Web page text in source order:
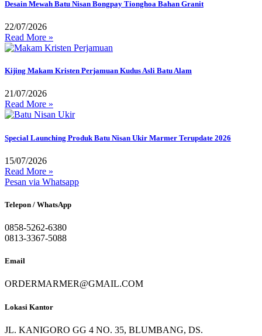
Desain Mewah Batu Nisan Bongpay Tionghoa Bahan Granit
22/07/2026
Read More »
Kijing Makam Kristen Perjamuan Kudus Asli Batu Alam
21/07/2026
Read More »
Special Launching Produk Batu Nisan Ukir Marmer Terupdate 2026
15/07/2026
Read More »
Pesan via Whatsapp
Telepon / WhatsApp
0858-5262-6380
0813-3367-5088
Email
ORDERMARMER@GMAIL.COM
Lokasi Kantor
JL. KANIGORO GG 4 NO. 35, BLUMBANG, DS.